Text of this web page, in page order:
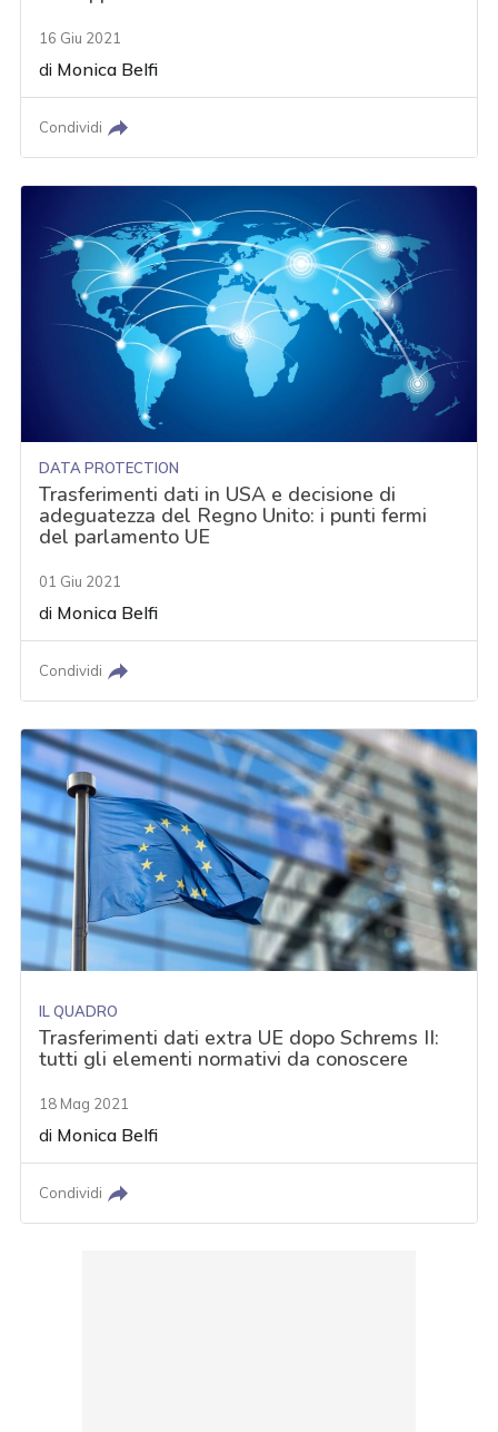
16 Giu 2021
di Monica Belfi
Condividi
DATA PROTECTION
Trasferimenti dati in USA e decisione di
adeguatezza del Regno Unito: i punti fermi
del parlamento UE
01 Giu 2021
di Monica Belfi
Condividi
IL QUADRO
Trasferimenti dati extra UE dopo Schrems II:
tutti gli elementi normativi da conoscere
18 Mag 2021
di Monica Belfi
Condividi